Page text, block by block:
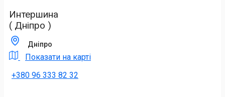
Интершина
( Дніпро )
Дніпро
Показати на карті
+380 96 333 82 32